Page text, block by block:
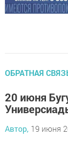
ОБРАТНАЯ
20 июня
Автор, 19 июня